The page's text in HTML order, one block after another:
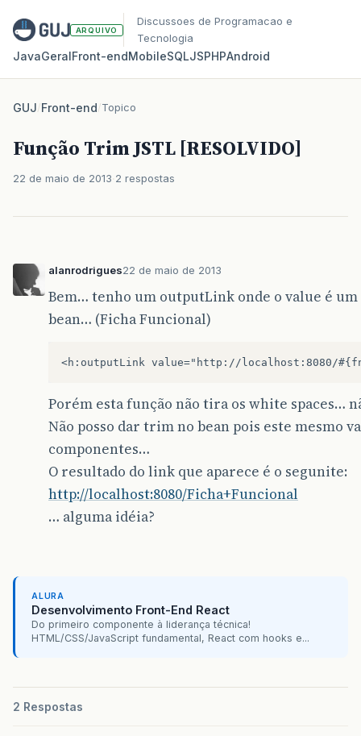
ARQUIVO
Discussoes de Programacao e
Tecnologia
JavaGeralFront‑endMobileSQLJSPHPAndroid
GUJ/Front-end/Topico
Função Trim JSTL [RESOLVIDO]
22 de maio de 2013 2 respostas
alanrodrigues22 de maio de 2013
Bem… tenho um outputLink onde o value é
bean… (Ficha Funcional)
Porém esta função não tira os white spaces…
Não posso dar trim no bean pois este mesmo
componentes…
O resultado do link que aparece é o segunite:
http://localhost:8080/Ficha+Funcional
… alguma idéia?
ALURA
Desenvolvimento Front-End React
Do primeiro componente à liderança técnica!
HTML/CSS/JavaScript fundamental, React com hooks e...
2 Respostas